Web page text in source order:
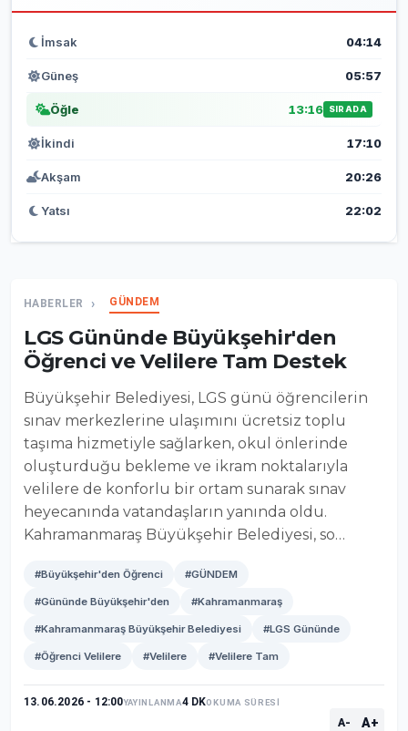
İmsak 04:14
Güneş 05:57
Öğle 13:16 SIRADA
İkindi 17:10
Akşam 20:26
Yatsı 22:02
HABERLER GÜNDEM
LGS Gününde Büyükşehir'den
Öğrenci ve Velilere Tam Destek
Büyükşehir Belediyesi, LGS günü öğrencilerin
sınav merkezlerine ulaşımını ücretsiz toplu
taşıma hizmetiyle sağlarken, okul önlerinde
oluşturduğu bekleme ve ikram noktalarıyla
velilere de konforlu bir ortam sunarak sınav
heyecanında vatandaşların yanında oldu.
Kahramanmaraş Büyükşehir Belediyesi, so…
#Büyükşehir'den Öğrenci #GÜNDEM
#Gününde Büyükşehir'den #Kahramanmaraş
#Kahramanmaraş Büyükşehir Belediyesi #LGS Gününde
#Öğrenci Velilere #Velilere #Velilere Tam
13.06.2026 - 12:00YAYINLANMA4 DKOKUMA SÜRESİ
A- A+